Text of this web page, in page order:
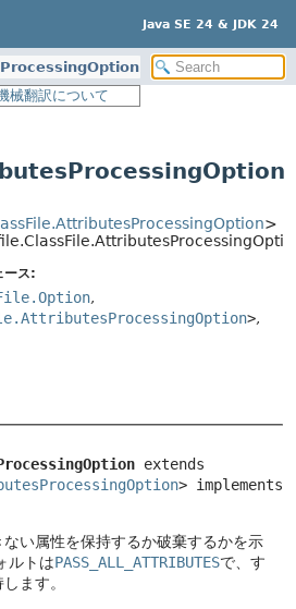
Java SE 24 & JDK 24
械翻訳について
>
ース:
,
>,
い属性を保持するか破棄するかを示
ルトはPASS_ALL_ATTRIBUTESで、す
ます。